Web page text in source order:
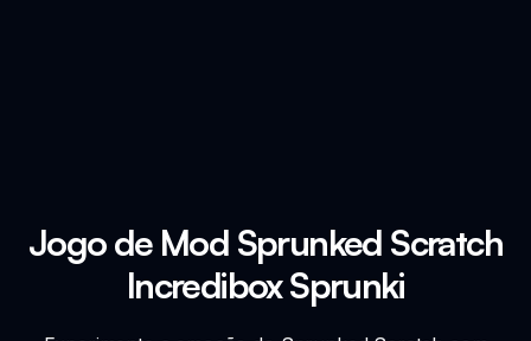
Jogo de Mod Sprunked Scratch
Incredibox Sprunki